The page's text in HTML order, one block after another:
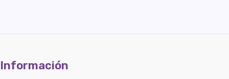
Información